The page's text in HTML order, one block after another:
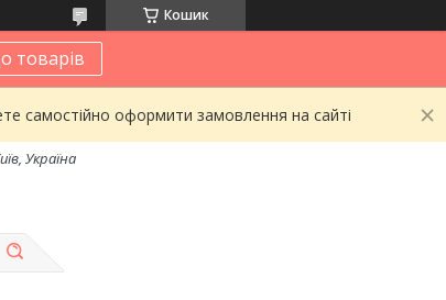
Кошик
товарів
самостійно оформити замовлення на сайті
Україна